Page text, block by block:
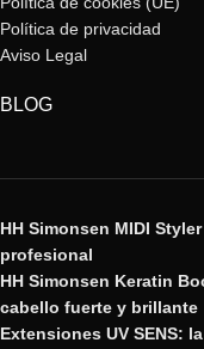
Política de privacidad
Aviso Legal
BLOG
HH Simonsen MIDI
profesional
HH Simonsen Keratin
cabello fuerte y brillante
Extensiones UV SENS: